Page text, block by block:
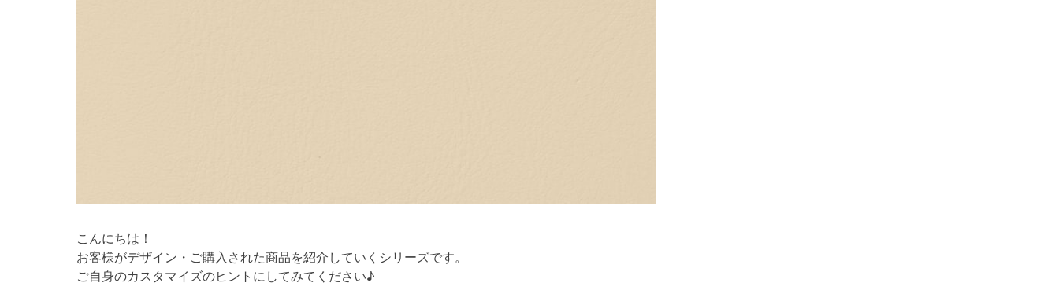
こんにちは！
お客様がデザイン・ご購入された商品を紹介していくシリーズです。
ご自身のカスタマイズのヒントにしてみてください♪